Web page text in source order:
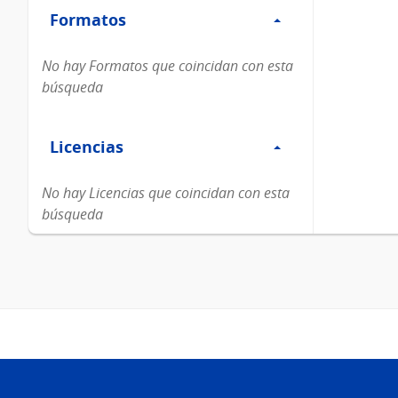
Formatos
Formatos
No hay Formatos que coincidan con esta
búsqueda
Licencias
Licencias
No hay Licencias que coincidan con esta
búsqueda